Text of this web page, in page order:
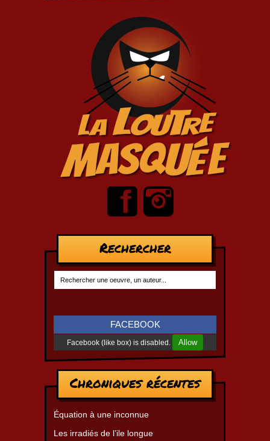
Rechercher
FACEBOOK
Facebook (like box) is disabled. Allow
Chroniques récentes
Équation à une inconnue
Les irradiés de l’ile longue